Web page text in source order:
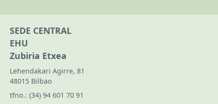
SEDE CENTRAL
EHU
Zubiria Etxea
Lehendakari Agirre, 81
48015 Bilbao
tfno.: (34) 94 601 70 91